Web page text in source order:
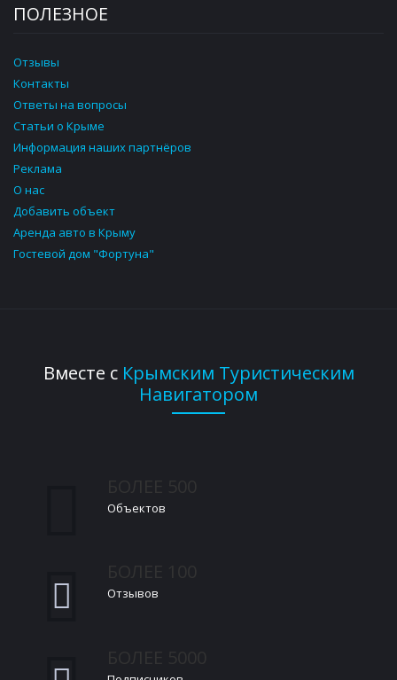
ПОЛЕЗНОЕ
Отзывы
Контакты
Ответы на вопросы
Статьи о Крыме
Информация наших партнёров
Реклама
О нас
Добавить объект
Аренда авто в Крыму
Гостевой дом "Фортуна"
Вместе с Крымским Туристическим
Навигатором
Объектов
Отзывов